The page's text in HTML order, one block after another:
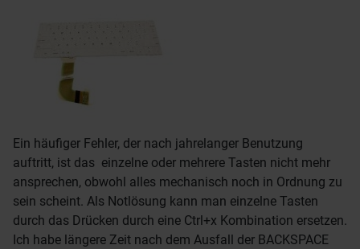
Ein häufiger Fehler, der nach jahrelanger Benutzung
auftritt, ist das einzelne oder mehrere Tasten nicht mehr
ansprechen, obwohl alles mechanisch noch in Ordnung zu
sein scheint. Als Notlösung kann man einzelne Tasten
durch das Drücken durch eine Ctrl+x Kombination ersetzen.
Ich habe längere Zeit nach dem Ausfall der BACKSPACE